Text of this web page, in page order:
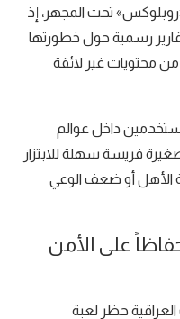
تحت المجهر، إذ
رسمية حول خطورتها
من محتويات غير لائقة
داخل عوالم
فريسة سهلة للابتزاز
الأهل أو ضعف الوعي
على الأمن
العراقية حظر لعبة